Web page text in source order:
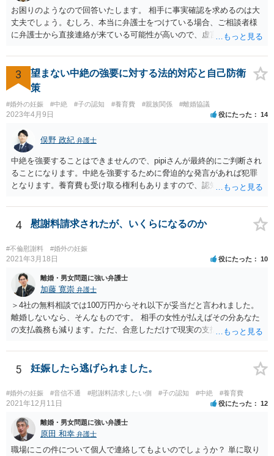
お困りのようなので回答いたします。 相手に事実確認を求めるのは大
丈夫でしょう。むしろ、本当に弁護士をつけている場合、ご相談者様
に弁護士から直接連絡が来ている可能性が高いので、虚言の可能性も
相手にそのことを聞くことに問題はありません。 逆に本当に弁護士を
つけているような場合はこちらも、弁護士に相談した方がよいかと考
えます。 ご参考になれば幸いです。
3
望まない中絶の強要に対する法的対応と自己防衛
策
#婚外の妊娠 #中絶 #子の認知 #養育費 #親族関係 #離婚協議
2023年4月9日 役にたった 14
俣野 政紀 弁護士
中絶を強要することはできませんので、pipiさんが最終的にご判断され
ることになります。中絶を強要するために脅迫的な発言があれば犯罪
となります。養育費も受け取る権利もありますので、認知等につきお
勧めします。
4 慰謝料請求されたが、いくらになるのか
#不倫慰謝料 #婚外の妊娠
2021年3月18日 役にたった 10
離婚・男女問題に強い弁護士
加藤 寛崇 弁護士
＞4社の無料相談では100万円からそれ以下が妥当だと言われました。
離婚しないなら、そんなものです。 相手の女性が払えばその分あなた
の支払義務も減ります。ただ、合意しただけで現実の支払がないなら
5 妊娠したら逃げられました。
#婚外の妊娠 #音信不通 #慰謝料請求したい側 #子の認知 #中絶 #養育費
2021年12月11日 役にたった 12
離婚・男女問題に強い弁護士
原田 和幸 弁護士
職場にこの件について個人で連絡してもよいのでしょうか？ 単に取り